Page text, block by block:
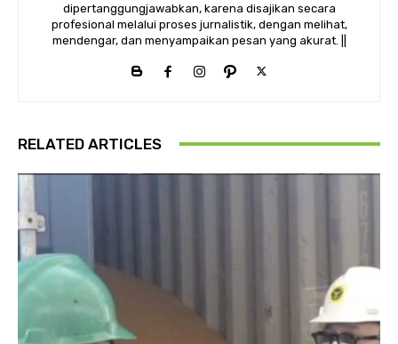
dipertanggungjawabkan, karena disajikan secara
profesional melalui proses jurnalistik, dengan melihat,
mendengar, dan menyampaikan pesan yang akurat. ||
RELATED ARTICLES